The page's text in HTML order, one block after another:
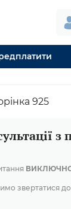
925
з
звертатися до